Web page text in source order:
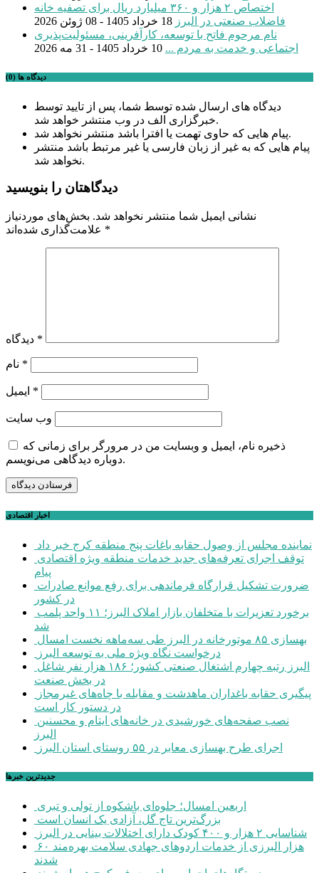
اختصاص ۲ هزار و ۳۶۰ میلیارد ریال برای تصفیه خانه
فاضلاب صنعتی در البرز 18 خرداد 1405 - 08 ژوئن 2026
نام مرحوم فاتح با توسعه، کارآفرینی، مسئولیت‌پذیری
اجتماعی و خدمت به مردم ... 10 خرداد 1405 - 31 مه 2026
دیدگاه ها (0)
دیدگاه های ارسال شده توسط شما، پس از تایید توسط
خبرگزاری الف در وب منتشر خواهد شد.
پیام هایی که حاوی تهمت یا افترا باشد منتشر نخواهد شد.
پیام هایی که به غیر از زبان فارسی یا غیر مرتبط باشد منتشر
نخواهد شد.
دیدگاهتان را بنویسید
نشانی ایمیل شما منتشر نخواهد شد. بخش‌های موردنیاز
*
*
*
*
وب‌ سایت
ذخیره نام، ایمیل و وبسایت من در مرورگر برای زمانی که
دوباره دیدگاهی می‌نویسم.
اخبار اقتصادی
نماینده مجلس از وصول حقابه باغات پنج منطقه کرج خبر داد
پیام
در کشور
شد
بهسازی ۸۵ موتورخانه در البرز طی سه‌ماهه نخست امسال
درخواست نگاه ویژه ملی به توسعه البرز
در بخش صنعت
در دستور کار است
البرز
اجرای طرح بهسازی معابر در ۵۵ روستای استان البرز
جديدترين خبرها
اربعین امسال؛ جلوه‌ای باشکوه از تولی و تبری
بزرگ‌ترین تاج گل، آزادی یک انسان است
شناسایی ۲ هزار و ۴۰۰ کودک دارای اختلالات بینایی در البرز
۶۰ هزار البرزی از خدمات اردوهای جهادی سلامت بهره‌مند
شدند